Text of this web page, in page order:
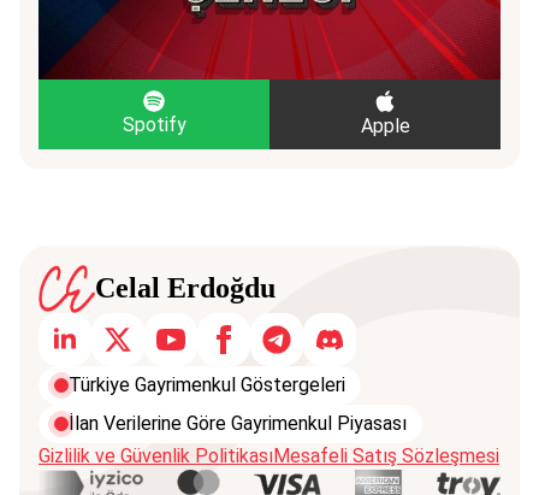
Spotify Apple
Celal Erdoğdu
Türkiye Gayrimenkul Göstergeleri
İlan Verilerine Göre Gayrimenkul Piyasası
Gizlilik ve Güvenlik PolitikasıMesafeli Satış Sözleşmesi